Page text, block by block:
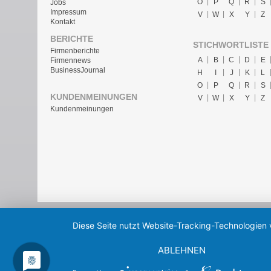
Jobs
Impressum
Kontakt
BERICHTE
Firmenberichte
Firmennews
BusinessJournal
KUNDENMEINUNGEN
Kundenmeinungen
V
W X Y Z
STICHWORTLISTE
A B C D
E
H
J K
L
O
P Q R
S
V
W X Y Z
Diese Seite nutzt Website-Tracking-
ABLEHNEN